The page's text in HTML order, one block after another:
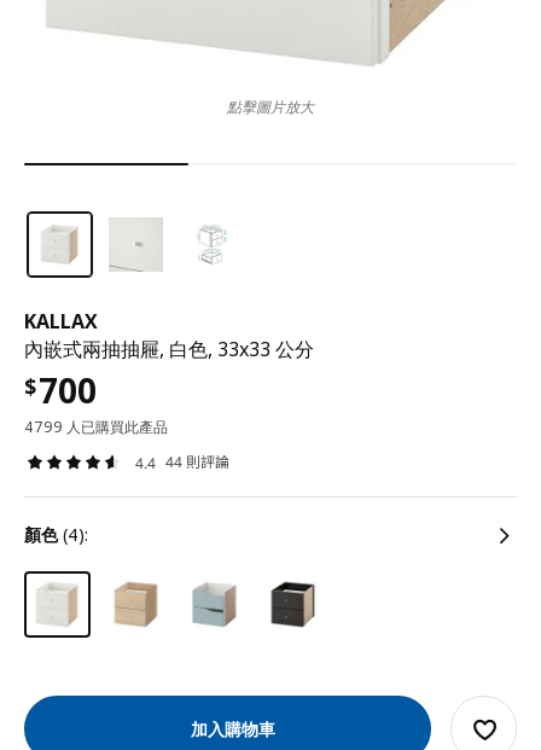
KALLAX
內嵌式兩抽抽屜, 白色, 33x33 公分
$700
4799 人已購買此產品
4.4 44 則評論
顏色(4):
加入購物車
點擊圖片放大